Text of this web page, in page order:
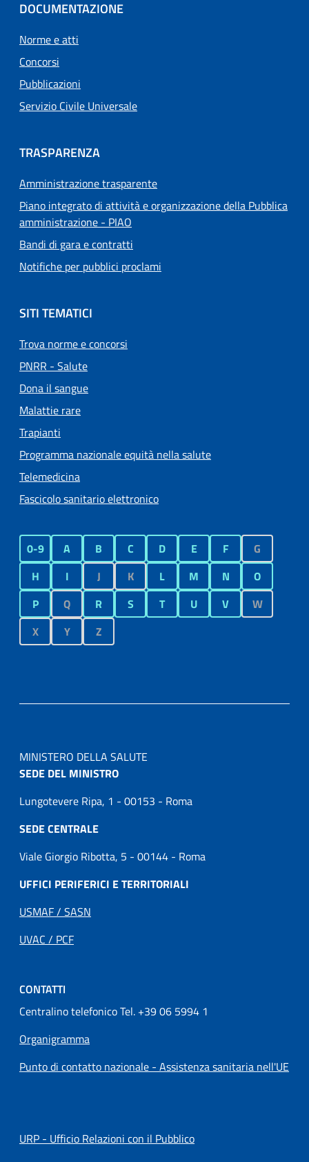
DOCUMENTAZIONE
Norme e atti
Concorsi
Pubblicazioni
Servizio Civile Universale
TRASPARENZA
Amministrazione trasparente
Piano integrato di attività e organizzazione della Pubblica
amministrazione - PIAO
Bandi di gara e contratti
Notifiche per pubblici proclami
SITI TEMATICI
Trova norme e concorsi
PNRR - Salute
Dona il sangue
Malattie rare
Trapianti
Programma nazionale equità nella salute
Telemedicina
Fascicolo sanitario elettronico
0-9 A B C D E F
G
H
I J K L M N
O
P
Q R S T U V
W
X
Y Z
MINISTERO DELLA SALUTE
SEDE DEL MINISTRO
Lungotevere Ripa, 1 - 00153 - Roma
SEDE CENTRALE
Viale Giorgio Ribotta, 5 - 00144 - Roma
UFFICI PERIFERICI E TERRITORIALI
USMAF / SASN
UVAC / PCF
CONTATTI
Centralino telefonico Tel. +39 06 5994 1
Organigramma
Punto di contatto nazionale - Assistenza sanitaria nell'UE
URP - Ufficio Relazioni con il Pubblico